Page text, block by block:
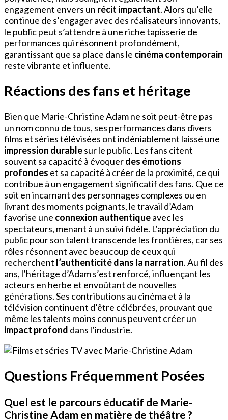
engagement envers un récit impactant. Alors qu’elle
continue de s’engager avec des réalisateurs innovants,
le public peut s’attendre à une riche tapisserie de
performances qui résonnent profondément,
garantissant que sa place dans le cinéma contemporain
reste vibrante et influente.
Réactions des fans et héritage
Bien que Marie-Christine Adam ne soit peut-être pas
un nom connu de tous, ses performances dans divers
films et séries télévisées ont indéniablement laissé une
impression durablesur le public. Les fans citent
souvent sa capacité à évoquerdes émotions
profondes et sa capacité à créer de la proximité, ce qui
contribue à un engagement significatif des fans. Que ce
soit en incarnant des personnages complexes ou en
livrant des moments poignants, le travail d’Adam
favorise une connexion authentiqueavec les
spectateurs, menant à un suivi fidèle. L’appréciation du
public pour son talent transcende les frontières, car ses
rôles résonnent avec beaucoup de ceux qui
recherchent l’authenticité dans la narration. Au fil des
ans, l’héritage d’Adam s’est renforcé, influençant les
acteurs en herbe et envoûtant de nouvelles
générations. Ses contributions au cinéma et à la
télévision continuent d’être célébrées, prouvant que
même les talents moins connus peuvent créer un
impact profond dans l’industrie.
Questions Fréquemment Posées
Quel est le parcours éducatif de Marie-
Christine Adam en matière de théâtre ?